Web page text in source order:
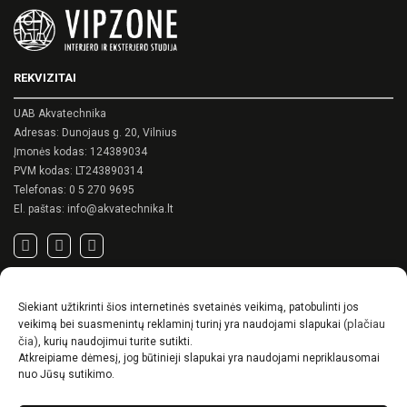
Siekiant užtikrinti šios internetinės svetainės veikimą, patobulinti jos
veikimą bei suasmenintų reklaminį turinį yra naudojami slapukai (plačiau
čia), kurių naudojimui turite sutikti.
Atkreipiame dėmesį, jog būtinieji slapukai yra naudojami nepriklausomai
nuo Jūsų sutikimo.
variants.
The
options
be
chosen
on
the
product
REKVIZITAI
UAB Akvatechnika
Adresas: Dunojaus g. 20, Vilnius
Įmonės kodas: 124389034
PVM kodas: LT243890314
Telefonas: 0 5 270 9695
El. paštas: info@akvatechnika.lt
Privatumo politika
Pirkimo sąlygos
Prekių pristatymo / grąžinimo sąlygos